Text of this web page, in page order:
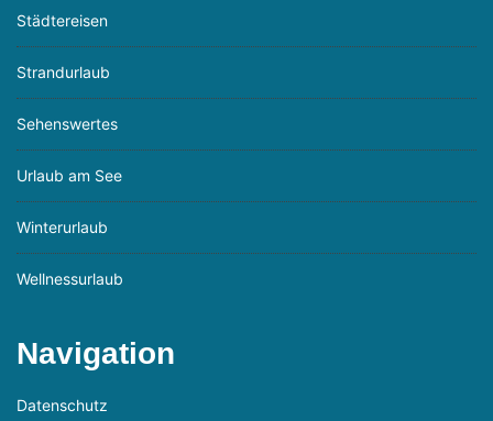
Städtereisen
Strandurlaub
Sehenswertes
Urlaub am See
Winterurlaub
Wellnessurlaub
Navigation
Datenschutz